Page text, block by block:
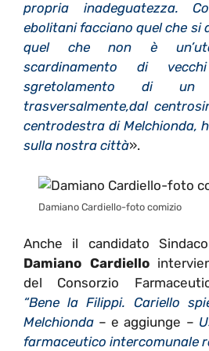
propria inadeguatezza.
ebolitani facciano quel che si
quel che non è
scardinamento di
sgretolamento di un
trasversalmente,dal
centrodestra di Melchionda,
sulla nostra città».
Damiano Cardiello-foto comizio
Anche il candidato
Damiano Cardiello
del Consorzio
“Bene la Filippi. Cariello
Melchionda – e aggiunge –
farmaceutico intercomunale